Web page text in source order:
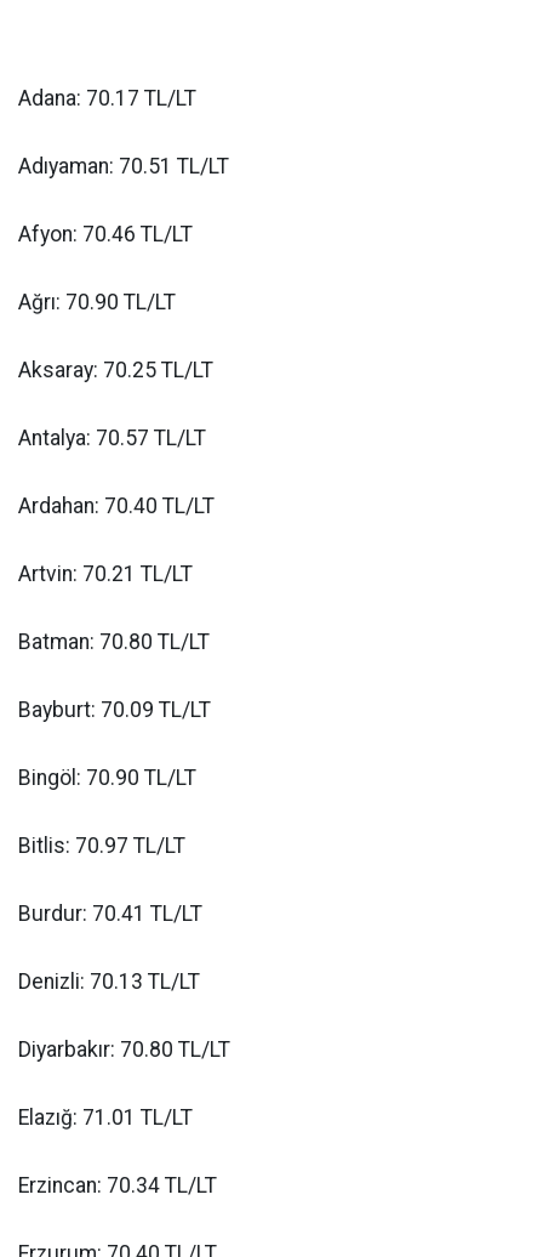
Adana: 70.17 TL/LT
Adıyaman: 70.51 TL/LT
Afyon: 70.46 TL/LT
Ağrı: 70.90 TL/LT
Aksaray: 70.25 TL/LT
Antalya: 70.57 TL/LT
Ardahan: 70.40 TL/LT
Artvin: 70.21 TL/LT
Batman: 70.80 TL/LT
Bayburt: 70.09 TL/LT
Bingöl: 70.90 TL/LT
Bitlis: 70.97 TL/LT
Burdur: 70.41 TL/LT
Denizli: 70.13 TL/LT
Diyarbakır: 70.80 TL/LT
Elazığ: 71.01 TL/LT
Erzincan: 70.34 TL/LT